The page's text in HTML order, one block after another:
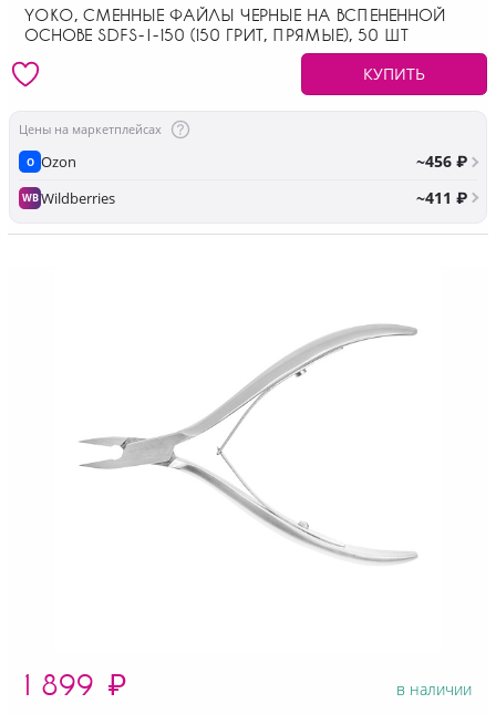
YOKO, СМЕННЫЕ ФАЙЛЫ ЧЕРНЫЕ НА ВСПЕНЕННОЙ
ОСНОВЕ SDFS-I-150 (150 ГРИТ, ПРЯМЫЕ), 50 ШТ
КУПИТЬ
Цены на маркетплейсах
O Ozon ~456 ₽
WBWildberries ~411 ₽
1 899 ₽ в наличии